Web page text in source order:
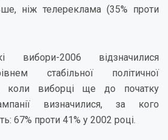
ніж телереклама (35% проти
вибори-2006 відзначилися
стабільної політичної
коли виборці ще до початку
визначилися, за кого
67% проти 41% у 2002 році.